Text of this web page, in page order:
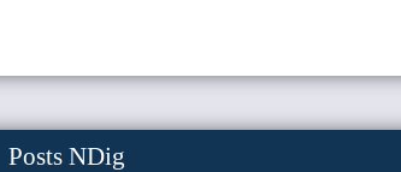
Posts NDig